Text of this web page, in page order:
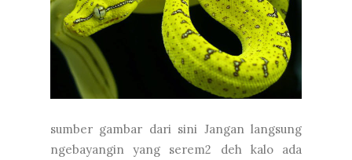
sumber gambar dari sini Jangan langsung
ngebayangin yang serem2 deh kalo ada